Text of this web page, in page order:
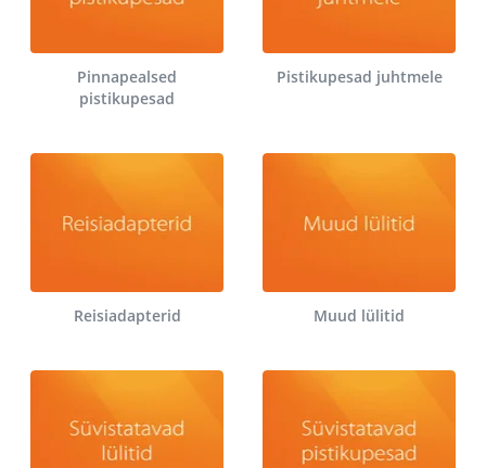
Pinnapealsed
pistikupesad
Pistikupesad juhtmele
Reisiadapterid Muud lülitid